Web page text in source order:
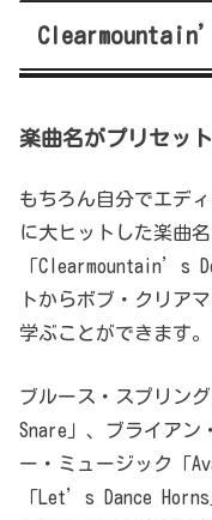
楽曲名がプリセット
もちろん自分でエデ
に大ヒットした楽曲
「Clearmountain’s
トからボブ・クリア
学ぶことができます。
ブルース・スプリン
Snare」、ブライアン
ー・ミュージック「
「Let’s Dance